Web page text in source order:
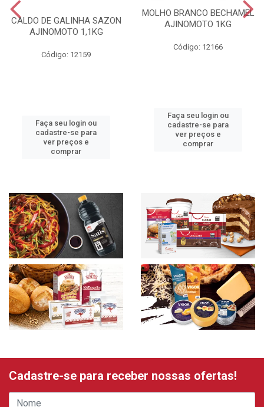
CALDO DE GALINHA SAZON
AJINOMOTO 1,1KG
Código: 12159
Faça seu login ou
cadastre-se para
ver preços e
comprar
MOLHO BRANCO BECHAMEL
AJINOMOTO 1KG
Código: 12166
Faça seu login ou
cadastre-se para
ver preços e
comprar
Cadastre-se para receber nossas ofertas!